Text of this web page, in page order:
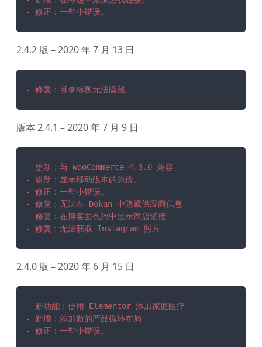
- 修正：一些小错误。
2.4.2 版 – 2020 年 7 月 13 日
- 修复：目录标题无法隐藏
版本 2.4.1 – 2020 年 7 月 9 日
- 更新：与 WooCommerce 4.3.0 兼容
- 更新：显示移动版本的总价。
- 修正：一些小错误。
- 修复：无法在 Dokan 中隐藏供应商信息
- 修复：在博客面包屑中显示商店链接
- 修复：无法获取 Instagram 照片
2.4.0 版 – 2020 年 6 月 15 日
- 新功能：使用 Elementor 添加家庭医疗
- 新增：添加新的产品循环布局
- 修正：一些小错误。